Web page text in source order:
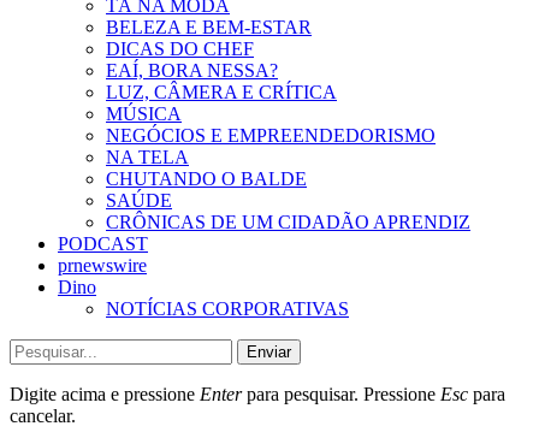
TÁ NA MODA
BELEZA E BEM-ESTAR
DICAS DO CHEF
EAÍ, BORA NESSA?
LUZ, CÂMERA E CRÍTICA
MÚSICA
NEGÓCIOS E EMPREENDEDORISMO
NA TELA
CHUTANDO O BALDE
SAÚDE
CRÔNICAS DE UM CIDADÃO APRENDIZ
PODCAST
prnewswire
Dino
NOTÍCIAS CORPORATIVAS
Enviar
Digite acima e pressione Enterpara pesquisar. Pressione Esc para
cancelar.